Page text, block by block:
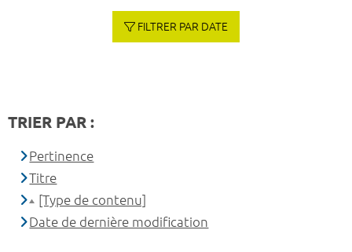
FILTRER PAR DATE
TRIER PAR :
Pertinence
Titre
[Type de contenu]
Date de dernière modification